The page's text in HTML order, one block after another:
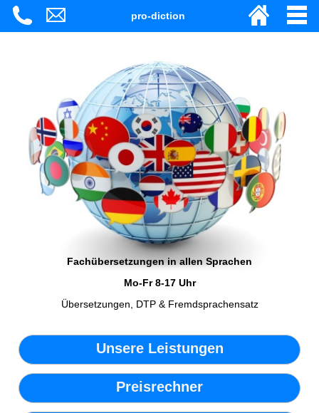
pro-diction
Fachübersetzungen in allen Sprachen
Mo-Fr 8-17 Uhr
Übersetzungen, DTP & Fremdsprachensatz
Unsere Leistungen
Preisrechner